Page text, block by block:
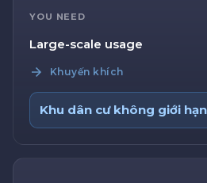
YOU NEED
Large-scale usage
Khuyến khích
Khu dân cư không giới hạn